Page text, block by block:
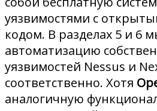
уязвимостями с
кодом. В разделах 5 и 6
автоматизацию
уязвимостей Nessus и
соответственно. Хотя
аналогичную